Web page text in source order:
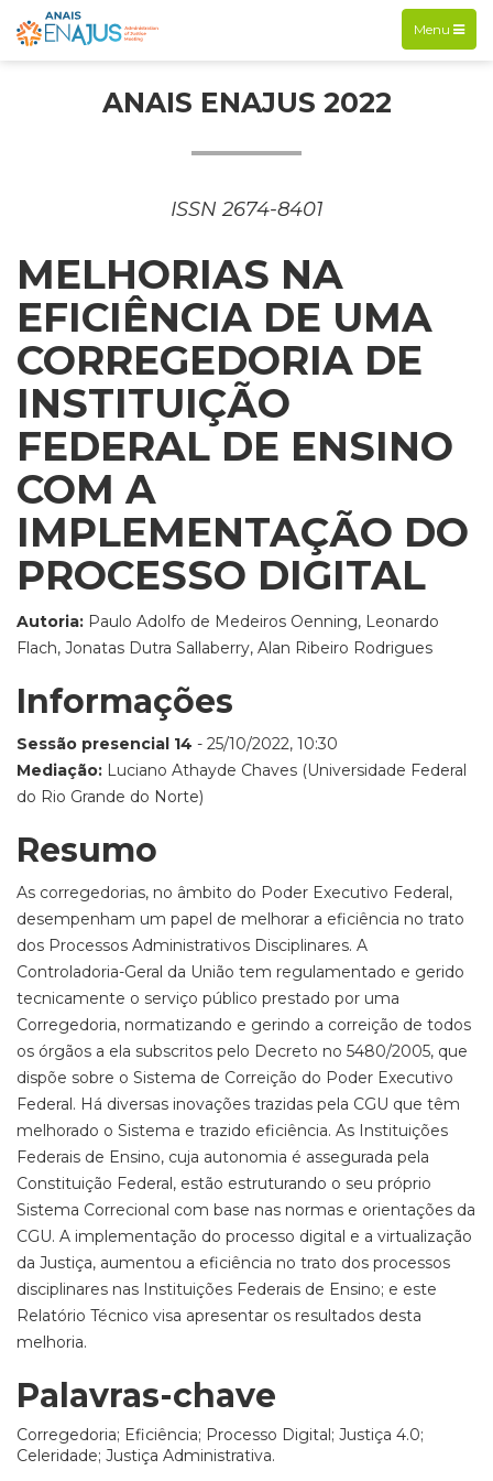
Exibir
navegação
Menu
ANAIS ENAJUS 2022
ISSN 2674-8401
MELHORIAS NA
EFICIÊNCIA DE UMA
CORREGEDORIA DE
INSTITUIÇÃO
FEDERAL DE ENSINO
COM A
IMPLEMENTAÇÃO DO
PROCESSO DIGITAL
Autoria: Paulo Adolfo de Medeiros Oenning, Leonardo
Flach, Jonatas Dutra Sallaberry, Alan Ribeiro Rodrigues
Informações
Sessão presencial 14 - 25/10/2022, 10:30
Mediação: Luciano Athayde Chaves (Universidade Federal
do Rio Grande do Norte)
Resumo
As corregedorias, no âmbito do Poder Executivo Federal,
desempenham um papel de melhorar a eficiência no trato
dos Processos Administrativos Disciplinares. A
Controladoria-Geral da União tem regulamentado e gerido
tecnicamente o serviço público prestado por uma
Corregedoria, normatizando e gerindo a correição de todos
os órgãos a ela subscritos pelo Decreto no 5480/2005, que
dispõe sobre o Sistema de Correição do Poder Executivo
Federal. Há diversas inovações trazidas pela CGU que têm
melhorado o Sistema e trazido eficiência. As Instituições
Federais de Ensino, cuja autonomia é assegurada pela
Constituição Federal, estão estruturando o seu próprio
Sistema Correcional com base nas normas e orientações da
CGU. A implementação do processo digital e a virtualização
da Justiça, aumentou a eficiência no trato dos processos
disciplinares nas Instituições Federais de Ensino; e este
Relatório Técnico visa apresentar os resultados desta
melhoria.
Palavras-chave
Corregedoria; Eficiência; Processo Digital; Justiça 4.0;
Celeridade; Justiça Administrativa.